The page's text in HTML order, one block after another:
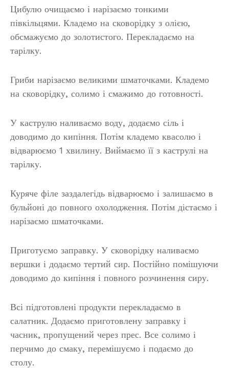
Цибулю очищаємо і нарізаємо тонкими
півкільцями. Кладемо на сковорідку з олією,
обсмажуємо до золотистого. Перекладаємо на
тарілку.
Гриби нарізаємо великими шматочками. Кладемо
на сковорідку, солимо і смажимо до готовності.
У каструлю наливаємо воду, додаємо сіль і
доводимо до кипіння. Потім кладемо квасолю і
відварюємо 1 хвилину. Виймаємо її з каструлі на
тарілку.
Куряче філе заздалегідь відварюємо і залишаємо в
бульйоні до повного охолодження. Потім дістаємо і
нарізаємо шматочками.
Приготуємо заправку. У сковорідку наливаємо
вершки і додаємо тертий сир. Постійно помішуючи
доводимо до кипіння і повного розчинення сиру.
Всі підготовлені продукти перекладаємо в
салатник. Додаємо приготовлену заправку і
часник, пропущений через прес. Все солимо і
перчимо до смаку, перемішуємо і подаємо до
столу.